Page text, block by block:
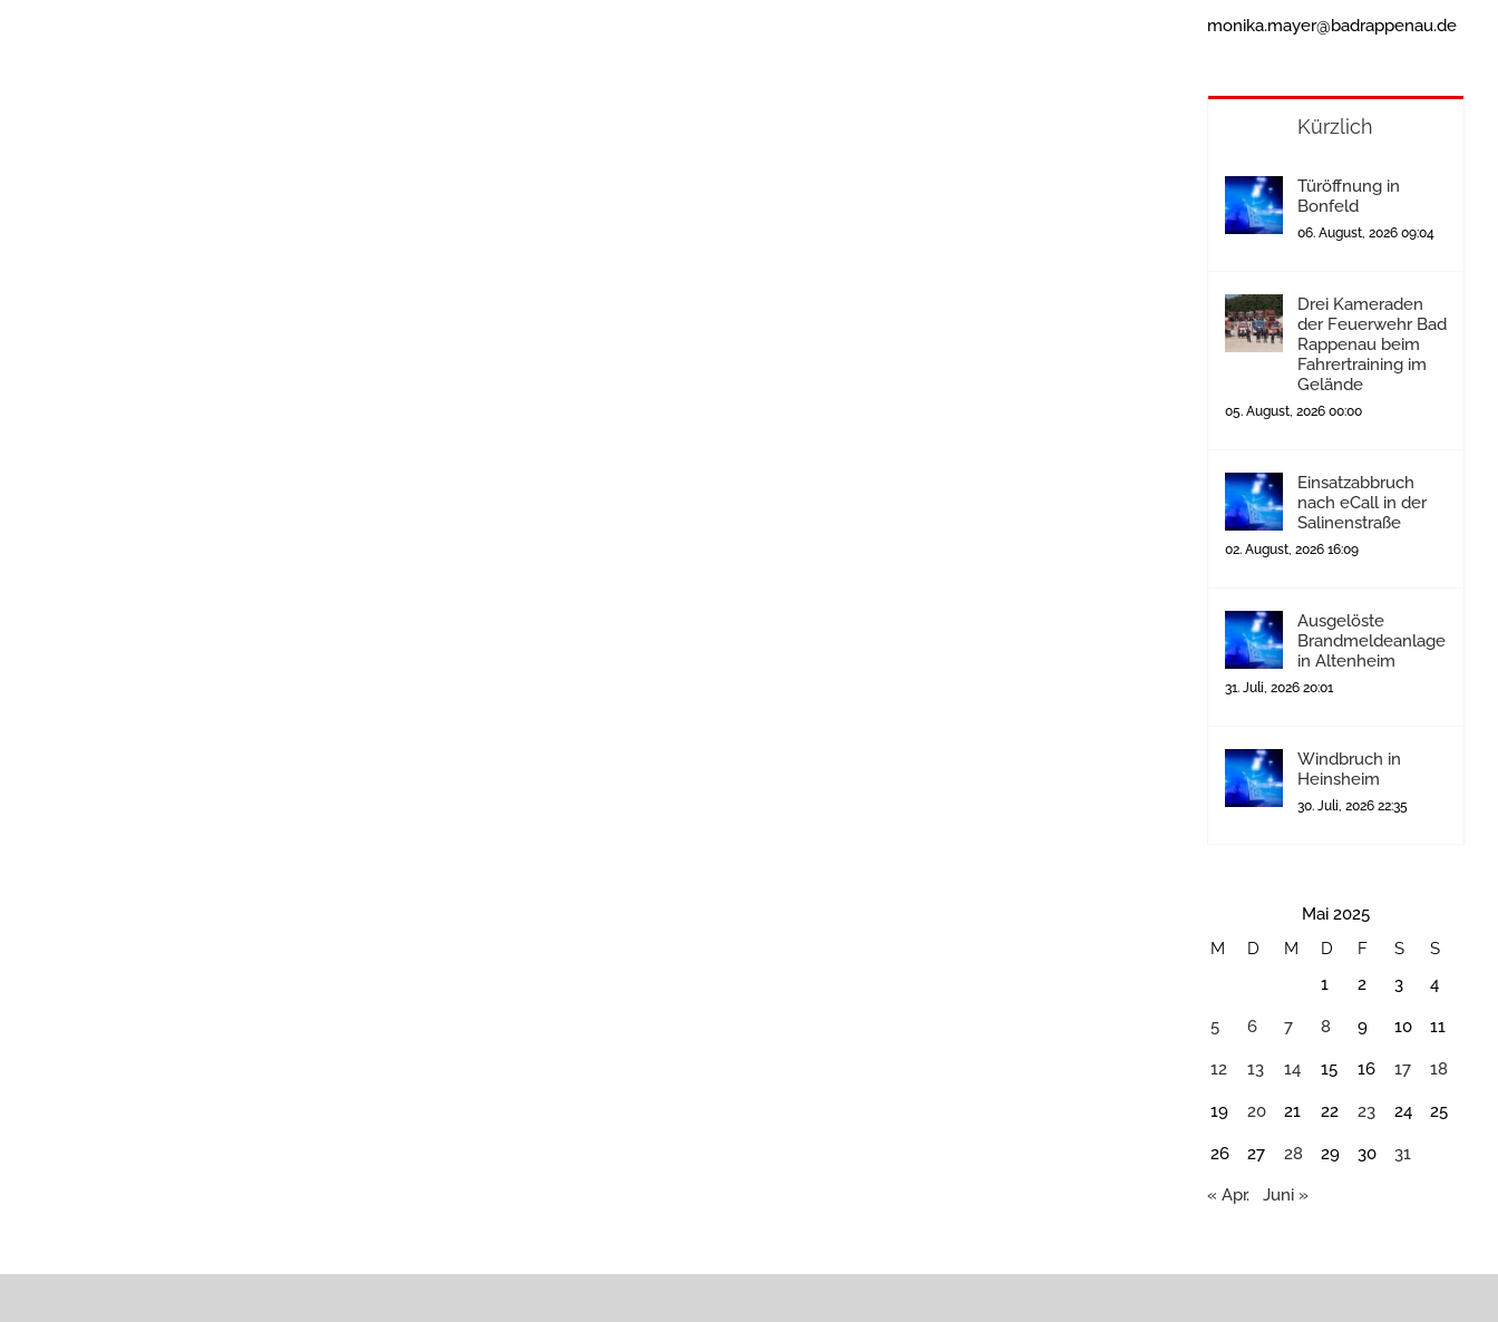
monika.mayer@badrappenau.de
Kürzlich
Türöffnung in
Bonfeld
06. August, 2026 09:04
Drei Kameraden
der Feuerwehr Bad
Rappenau beim
Fahrertraining im
Gelände
05. August, 2026 00:00
Einsatzabbruch
nach eCall in der
Salinenstraße
02. August, 2026 16:09
Ausgelöste
Brandmeldeanlage
in Altenheim
31. Juli, 2026 20:01
Windbruch in
Heinsheim
30. Juli, 2026 22:35
Mai 2025
M
D M D F S
S
1
2 3 4
5 6 7 8 9 10 11
12 13 14 15 16 17 18
19 20 21 22 23 24 25
26 27 28 29 30 31
« Apr. Juni »